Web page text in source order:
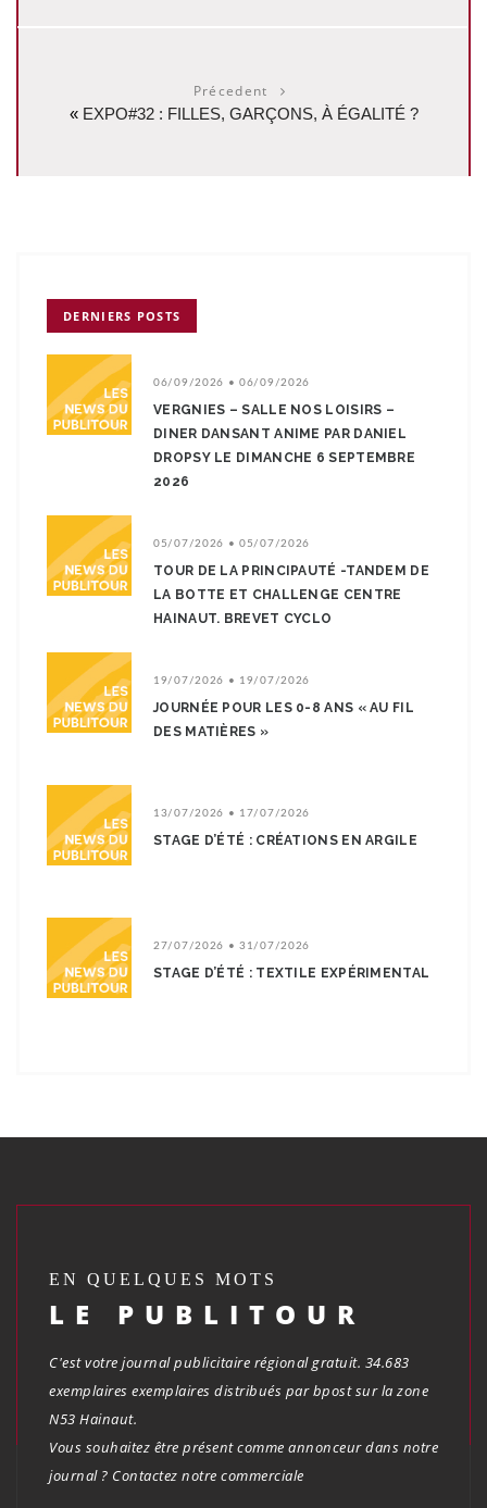
Précedent
« EXPO#32 : FILLES, GARÇONS, À ÉGALITÉ ?
DERNIERS POSTS
06/09/2026 • 06/09/2026
VERGNIES – SALLE NOS LOISIRS –
DINER DANSANT ANIME PAR DANIEL
DROPSY LE DIMANCHE 6 SEPTEMBRE
2026
05/07/2026 • 05/07/2026
TOUR DE LA PRINCIPAUTÉ -TANDEM DE
LA BOTTE ET CHALLENGE CENTRE
HAINAUT. BREVET CYCLO
19/07/2026 • 19/07/2026
JOURNÉE POUR LES 0-8 ANS « AU FIL
DES MATIÈRES »
13/07/2026 • 17/07/2026
STAGE D’ÉTÉ : CRÉATIONS EN ARGILE
27/07/2026 • 31/07/2026
STAGE D’ÉTÉ : TEXTILE EXPÉRIMENTAL
EN QUELQUES MOTS
LE PUBLITOUR
C'est votre journal publicitaire régional gratuit. 34.683
exemplaires exemplaires distribués par bpost sur la zone
N53 Hainaut.
Vous souhaitez être présent comme annonceur dans notre
journal ? Contactez notre commerciale